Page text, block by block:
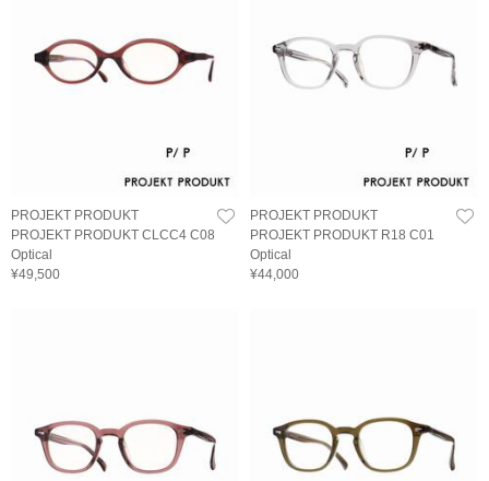
PROJEKT PRODUKT
PROJEKT PRODUKT CLCC4 C08
Optical
¥49,500
PROJEKT PRODUKT
PROJEKT PRODUKT R18 C01
Optical
¥44,000